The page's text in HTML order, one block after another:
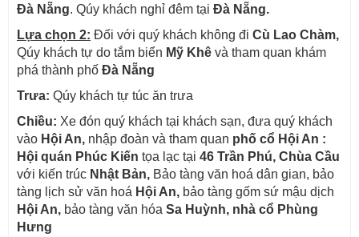
Đà Nẵng. Qúy khách nghỉ đêm tại Đà Nẵng.
Lựa chọn 2: Đối với quý khách không đi Cù Lao Chàm,
Qúy khách tự do tắm biển Mỹ Khê và tham quan khám
phá thành phố Đà Nẵng
Trưa: Qúy khách tự túc ăn trưa
Chiều: Xe đón quý khách tại khách sạn, đưa quý khách
vào Hội An, nhập đoàn và tham quan phố cổ Hội An :
Hội quán Phúc Kiến tọa lạc tại 46 Trần Phú, Chùa Cầu
với kiến trúc Nhật Bản, Bảo tàng văn hoá dân gian, bảo
tàng lịch sử văn hoá Hội An, bảo tàng gốm sứ mậu dịch
Hội An, bảo tàng văn hóa Sa Huỳnh, nhà cổ Phùng
Hưng